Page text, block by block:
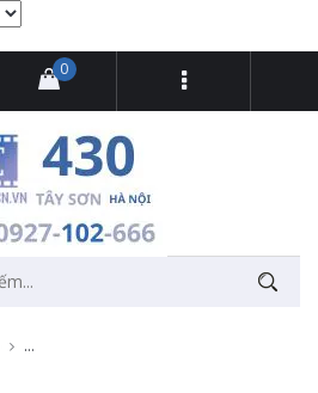
0
Chùm ảnh: Những người bán linh hồn cho